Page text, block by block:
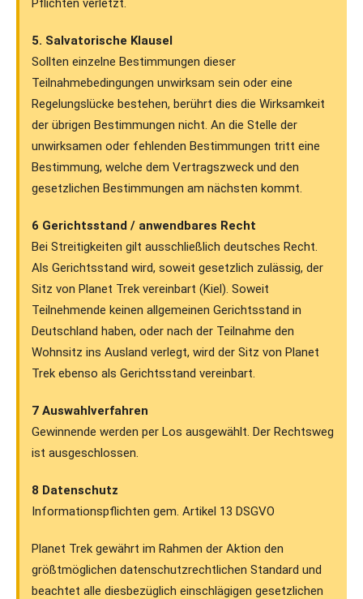
Pflichten verletzt.
5. Salvatorische Klausel
Sollten einzelne Bestimmungen dieser
Teilnahmebedingungen unwirksam sein oder eine
Regelungslücke bestehen, berührt dies die Wirksamkeit
der übrigen Bestimmungen nicht. An die Stelle der
unwirksamen oder fehlenden Bestimmungen tritt eine
Bestimmung, welche dem Vertragszweck und den
gesetzlichen Bestimmungen am nächsten kommt.
6 Gerichtsstand / anwendbares Recht
Bei Streitigkeiten gilt ausschließlich deutsches Recht.
Als Gerichtsstand wird, soweit gesetzlich zulässig, der
Sitz von Planet Trek vereinbart (Kiel). Soweit
Teilnehmende keinen allgemeinen Gerichtsstand in
Deutschland haben, oder nach der Teilnahme den
Wohnsitz ins Ausland verlegt, wird der Sitz von Planet
Trek ebenso als Gerichtsstand vereinbart.
7 Auswahlverfahren
Gewinnende werden per Los ausgewählt. Der Rechtsweg
ist ausgeschlossen.
8 Datenschutz
Informationspflichten gem. Artikel 13 DSGVO
Planet Trek gewährt im Rahmen der Aktion den
größtmöglichen datenschutzrechtlichen Standard und
beachtet alle diesbezüglich einschlägigen gesetzlichen